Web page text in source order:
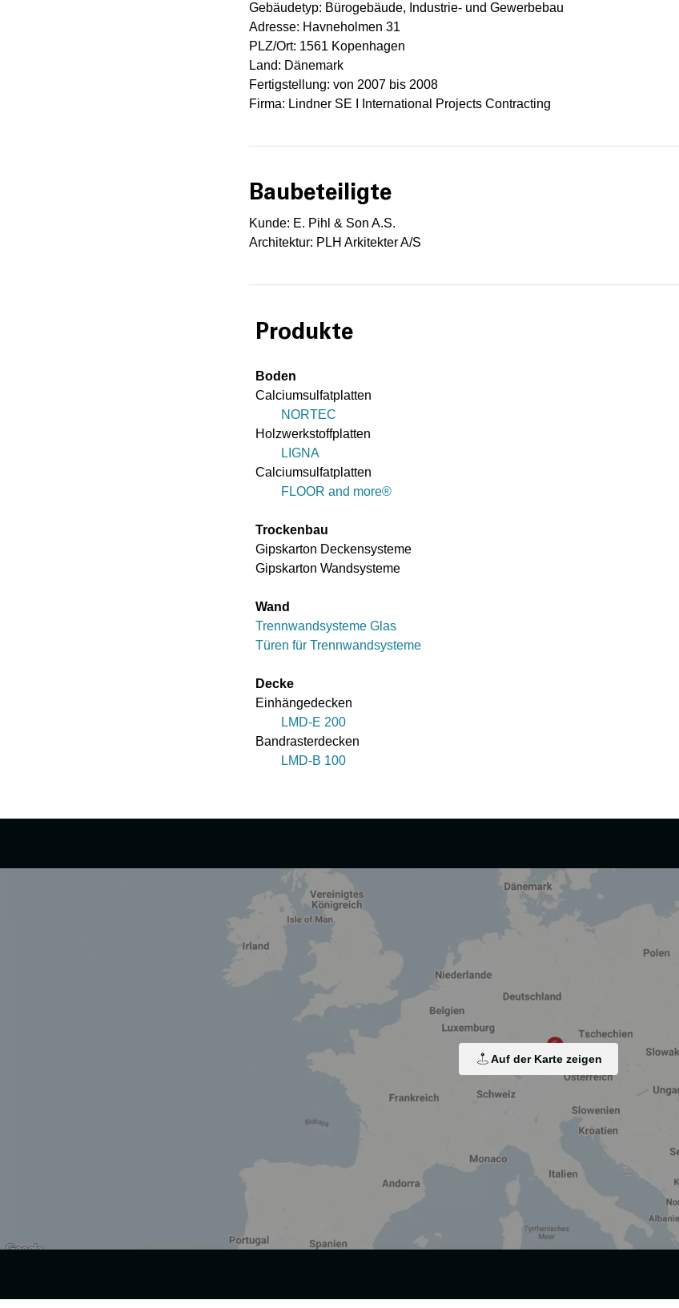
Gebäudetyp: Bürogebäude, Industrie- und Gewerbebau
Adresse: Havneholmen 31
PLZ/Ort: 1561 Kopenhagen
Land: Dänemark
Fertigstellung: von 2007 bis 2008
Firma: Lindner SE I International Projects Contracting
Baubeteiligte
Kunde: E. Pihl & Son A.S.
Architektur: PLH Arkitekter A/S
Produkte
Boden
Calciumsulfatplatten
NORTEC
Holzwerkstoffplatten
LIGNA
Calciumsulfatplatten
FLOOR and more®
Trockenbau
Gipskarton Deckensysteme
Gipskarton Wandsysteme
Wand
Trennwandsysteme Glas
Türen für Trennwandsysteme
Decke
Einhängedecken
LMD-E 200
Bandrasterdecken
LMD-B 100
Auf der Karte zeigen
Wir nutzen Cookies und andere Technologien.
Diese Website nutzt Cookies und vergleichbare Funktionen zur Verarbeitung von Endgeräteinformationen und personenbezogenen Daten.
Elementen Dritter, der statistischen Analyse/Messung, der personalisierten Werbung sowie der Einbindung sozialer Medien. Je nach
denen kein angemessenes Datenschutzniveau vorliegt und von diesen verarbeitet wird, z. B. die USA. Ihre Einwilligung ist stets freiwillig,
Zustimmung ändern